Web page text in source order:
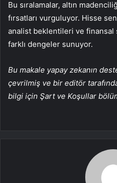
Bu sıralamalar, altın
fırsatları vurguluyor. Hisse
analist beklentileri ve finansal
farklı dengeler sunuyor.
Bu makale yapay zekanın
çevrilmiş ve bir editör
bilgi için Şart ve Koşullar